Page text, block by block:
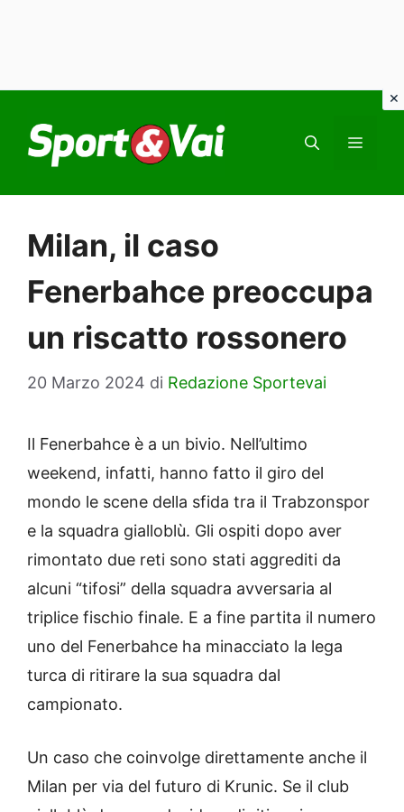
contenuto
Milan, il caso
Fenerbahce preoccupa
un riscatto rossonero
20 Marzo 2024 di Redazione Sportevai
Il Fenerbahce è a un bivio. Nell’ultimo
weekend, infatti, hanno fatto il giro del
mondo le scene della sfida tra il Trabzonspor
e la squadra gialloblù. Gli ospiti dopo aver
rimontato due reti sono stati aggrediti da
alcuni “tifosi” della squadra avversaria al
triplice fischio finale. E a fine partita il numero
uno del Fenerbahce ha minacciato la lega
turca di ritirare la sua squadra dal
campionato.
Un caso che coinvolge direttamente anche il
Milan per via del futuro di Krunic. Se il club